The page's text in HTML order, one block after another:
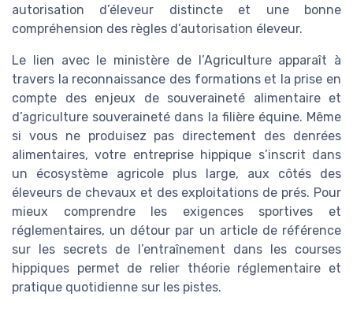
autorisation d’éleveur distincte et une bonne
compréhension des règles d’autorisation éleveur.
Le lien avec le ministère de l’Agriculture apparaît à
travers la reconnaissance des formations et la prise en
compte des enjeux de souveraineté alimentaire et
d’agriculture souveraineté dans la filière équine. Même
si vous ne produisez pas directement des denrées
alimentaires, votre entreprise hippique s’inscrit dans
un écosystème agricole plus large, aux côtés des
éleveurs de chevaux et des exploitations de prés. Pour
mieux comprendre les exigences sportives et
réglementaires, un détour par un article de référence
sur les secrets de l’entraînement dans les courses
hippiques permet de relier théorie réglementaire et
pratique quotidienne sur les pistes.